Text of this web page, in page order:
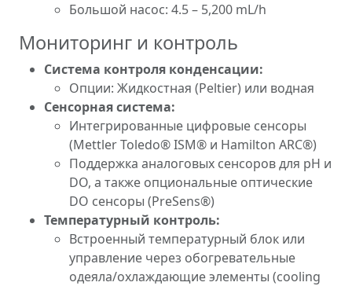
Большой насос: 4.5 – 5,200 mL/h
Мониторинг и контроль
Система контроля конденсации:
Опции: Жидкостная (Peltier) или водная
Сенсорная система:
Интегрированные цифровые сенсоры
(Mettler Toledo® ISM® и Hamilton ARC®)
Поддержка аналоговых сенсоров для pH и
DO, а также опциональные оптические
DO сенсоры (PreSens®)
Температурный контроль:
Встроенный температурный блок или
управление через обогревательные
одеяла/охлаждающие элементы (cooling